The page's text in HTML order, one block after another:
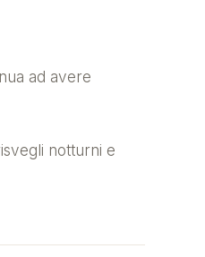
ad avere
notturni e